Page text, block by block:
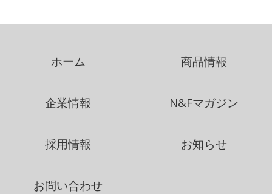
ホーム 商品情報
企業情報 N&Fマガジン
採用情報 お知らせ
お問い合わせ